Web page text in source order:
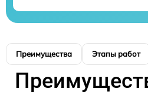
Преимущества Этапы работ